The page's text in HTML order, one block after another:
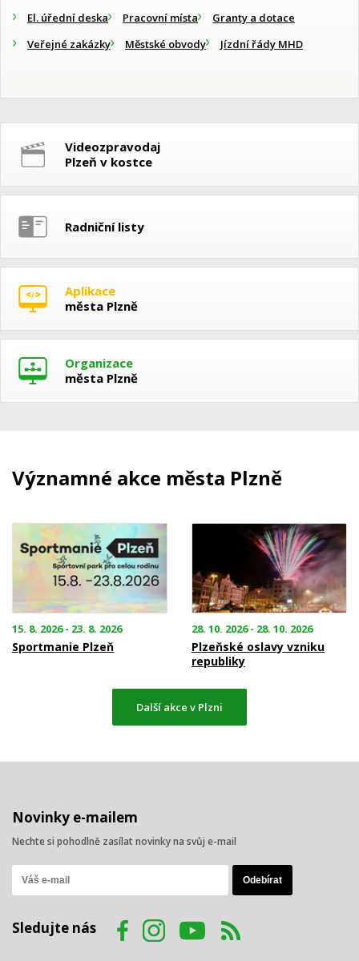
El. úřední deska
Pracovní místa
Granty a dotace
Veřejné zakázky
Městské obvody Jízdní řády MHD
Videozpravodaj
Plzeň v kostce
Radniční listy
Aplikace
města Plzně
Organizace
města Plzně
Významné akce města Plzně
15. 8. 2026 - 23. 8. 2026
Sportmanie Plzeň
28. 10. 2026 - 28. 10. 2026
Plzeňské oslavy vzniku
republiky
Další akce v Plzni
Novinky e-mailem
Nechte si pohodlně zasílat novinky na svůj e-mail
Sledujte nás